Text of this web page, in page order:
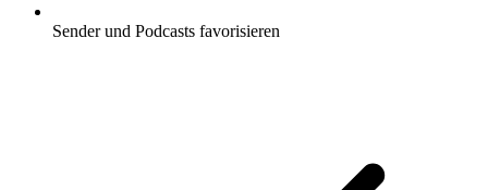
Sender und Podcasts favorisieren